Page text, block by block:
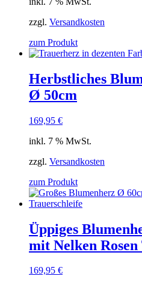
zzgl. Versandkosten
zum Produkt
Herbstliches
Ø 50cm
169,95 €
inkl. 7 % MwSt.
zzgl. Versandkosten
zum Produkt
Üppiges
mit Nelken
169,95 €